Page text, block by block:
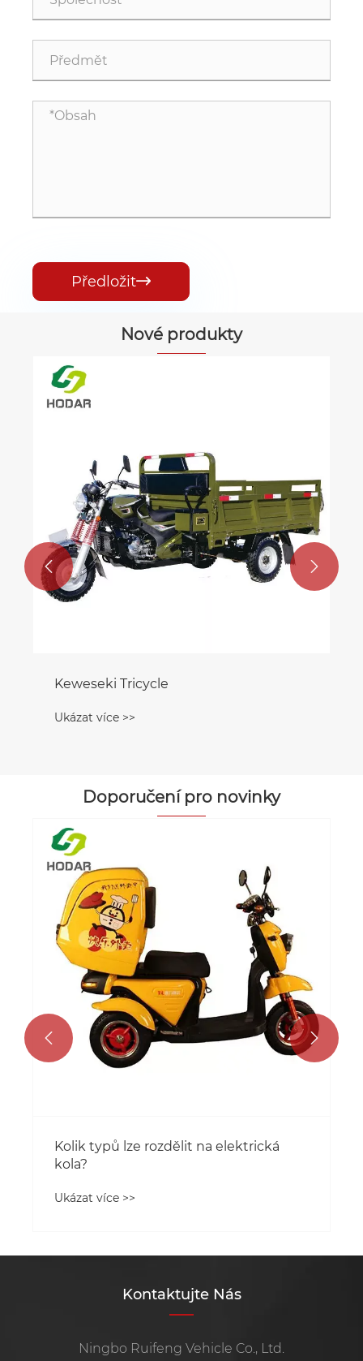
Předložit
Nové produkty
Keweseki Tricycle
Ukázat více >>
 
Doporučení pro novinky
Kolik typů lze rozdělit na elektrická
kola?
Ukázat více >>
 
Kontaktujte Nás
Ningbo Ruifeng Vehicle Co., Ltd.